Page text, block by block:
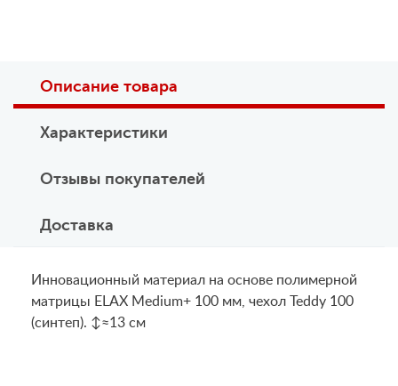
Описание товара
Характеристики
Отзывы покупателей
Доставка
Инновационный материал на основе полимерной
матрицы ELAX Medium+ 100 мм, чехол Teddy 100
(синтеп). ↕≈13 см